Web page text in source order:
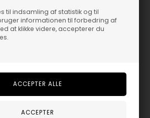
til indsamling af statistik og til
informationen til forbedring af
at klikke videre, accepterer du
- ONE SHOULDER - ALMOND